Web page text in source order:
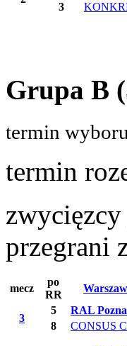
3
Grupa B
termin
termin
przegrani
mecz
po
RR
3
5 RAL
8
CONSUS